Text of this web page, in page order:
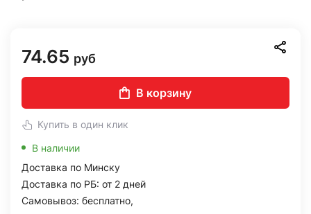
74.65 руб
В корзину
Купить в один клик
В наличии
Доставка по Минску
Доставка по РБ: от 2 дней
Самовывоз: бесплатно,